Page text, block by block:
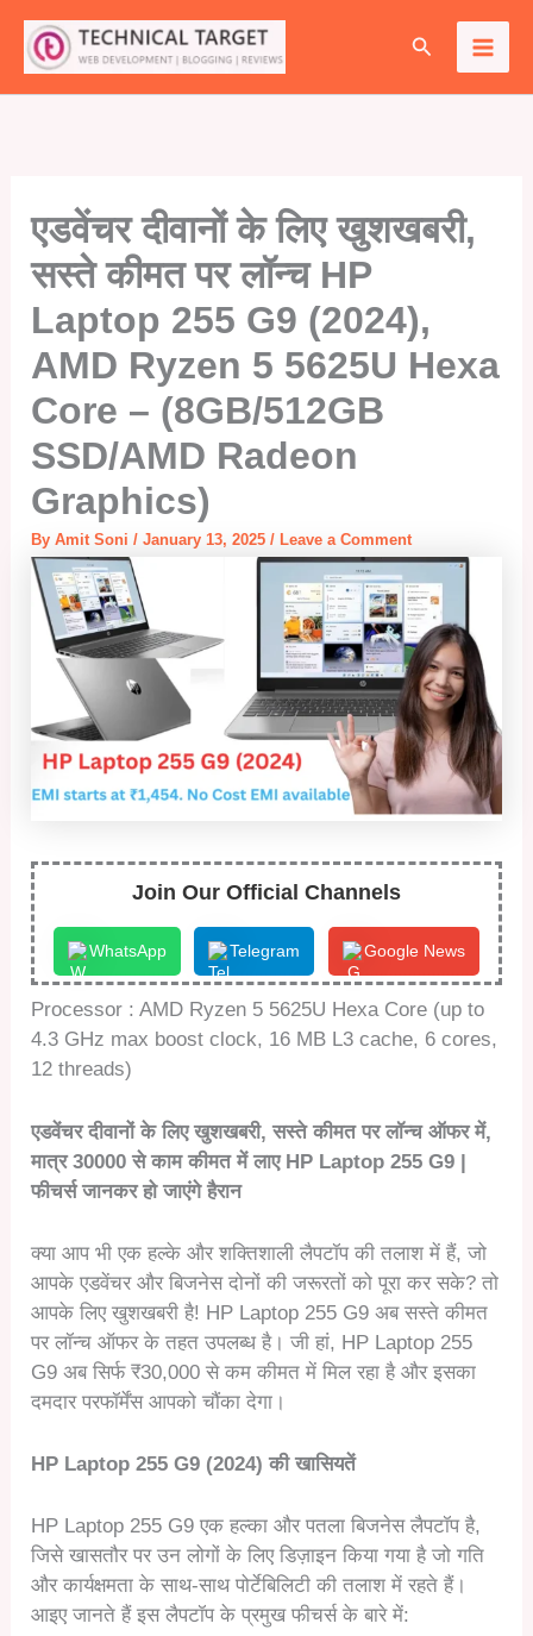
content
Search
एडवेंचर दीवानों के लिए खुशखबरी,
सस्ते कीमत पर लॉन्च HP
Laptop 255 G9 (2024),
AMD Ryzen 5 5625U Hexa
Core – (8GB/512GB
SSD/AMD Radeon
Graphics)
ByAmit Soni/January 13, 2025/Leave a Comment
Join Our Official Channels
WhatsApp Telegram Google News
Processor : AMD Ryzen 5 5625U Hexa Core (up to
4.3 GHz max boost clock, 16 MB L3 cache, 6 cores,
12 threads)
एडवेंचर दीवानों के लिए खुशखबरी, सस्ते कीमत पर लॉन्च ऑफर में,
मात्र 30000 से काम कीमत में लाए HP Laptop 255 G9 |
फीचर्स जानकर हो जाएंगे हैरान
क्या आप भी एक हल्के और शक्तिशाली लैपटॉप की तलाश में हैं, जो
आपके एडवेंचर और बिजनेस दोनों की जरूरतों को पूरा कर सके? तो
आपके लिए खुशखबरी है! HP Laptop 255 G9 अब सस्ते कीमत
पर लॉन्च ऑफर के तहत उपलब्ध है। जी हां, HP Laptop 255
G9 अब सिर्फ ₹30,000 से कम कीमत में मिल रहा है और इसका
दमदार परफॉर्मेंस आपको चौंका देगा।
HP Laptop 255 G9 (2024) की खासियतें
HP Laptop 255 G9 एक हल्का और पतला बिजनेस लैपटॉप है,
जिसे खासतौर पर उन लोगों के लिए डिज़ाइन किया गया है जो गति
और कार्यक्षमता के साथ-साथ पोर्टेबिलिटी की तलाश में रहते हैं।
आइए जानते हैं इस लैपटॉप के प्रमुख फीचर्स के बारे में: